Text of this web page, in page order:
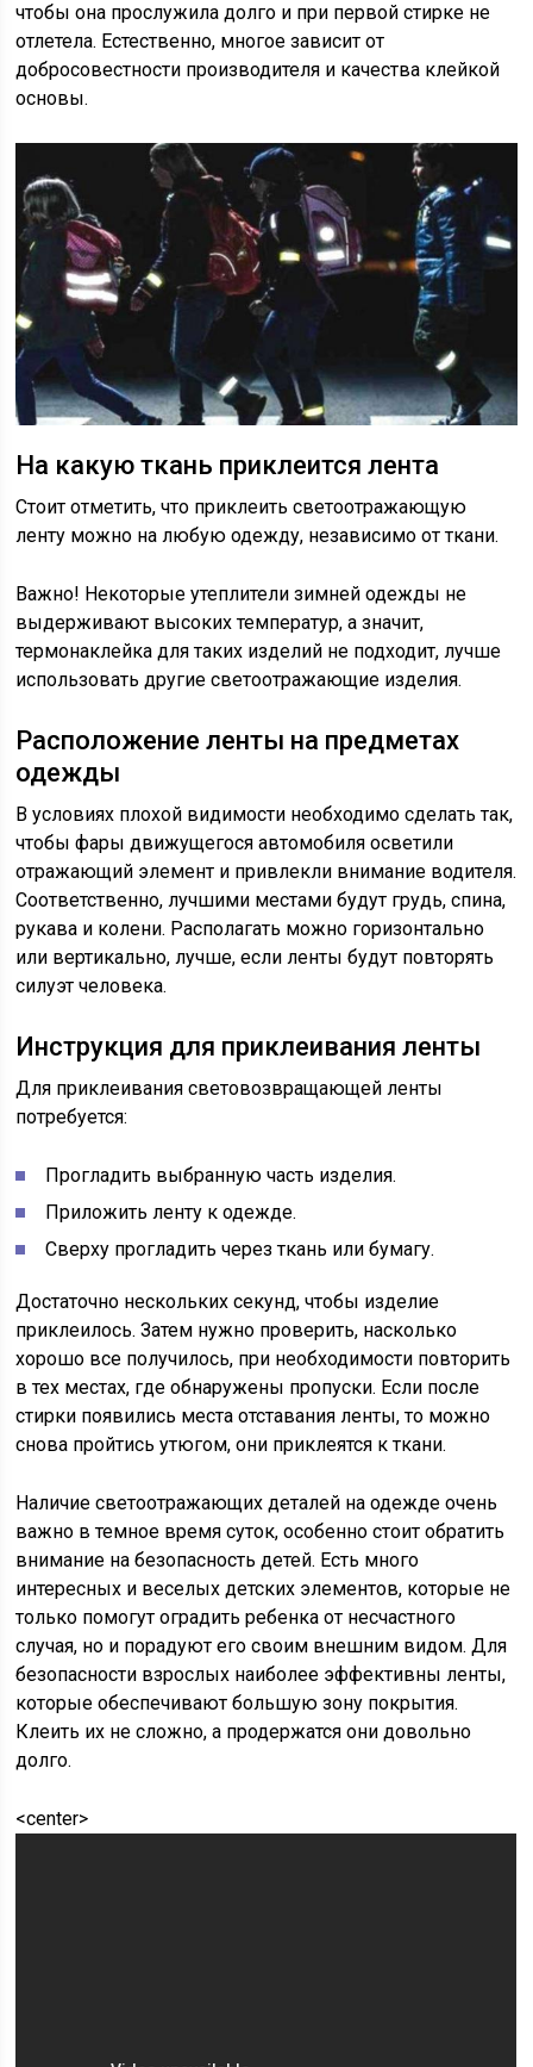
чтобы она прослужила долго и при первой стирке не
отлетела. Естественно, многое зависит от
добросовестности производителя и качества клейкой
основы.
На какую ткань приклеится лента
Стоит отметить, что приклеить светоотражающую
ленту можно на любую одежду, независимо от ткани.
Важно! Некоторые утеплители зимней одежды не
выдерживают высоких температур, а значит,
термонаклейка для таких изделий не подходит, лучше
использовать другие светоотражающие изделия.
Расположение ленты на предметах
одежды
В условиях плохой видимости необходимо сделать так,
чтобы фары движущегося автомобиля осветили
отражающий элемент и привлекли внимание водителя.
Соответственно, лучшими местами будут грудь, спина,
рукава и колени. Располагать можно горизонтально
или вертикально, лучше, если ленты будут повторять
силуэт человека.
Инструкция для приклеивания ленты
Для приклеивания световозвращающей ленты
потребуется:
Прогладить выбранную часть изделия.
Приложить ленту к одежде.
Сверху прогладить через ткань или бумагу.
Достаточно нескольких секунд, чтобы изделие
приклеилось. Затем нужно проверить, насколько
хорошо все получилось, при необходимости повторить
в тех местах, где обнаружены пропуски. Если после
стирки появились места отставания ленты, то можно
снова пройтись утюгом, они приклеятся к ткани.
Наличие светоотражающих деталей на одежде очень
важно в темное время суток, особенно стоит обратить
внимание на безопасность детей. Есть много
интересных и веселых детских элементов, которые не
только помогут оградить ребенка от несчастного
случая, но и порадуют его своим внешним видом. Для
безопасности взрослых наиболее эффективны ленты,
которые обеспечивают большую зону покрытия.
Клеить их не сложно, а продержатся они довольно
долго.
<center>